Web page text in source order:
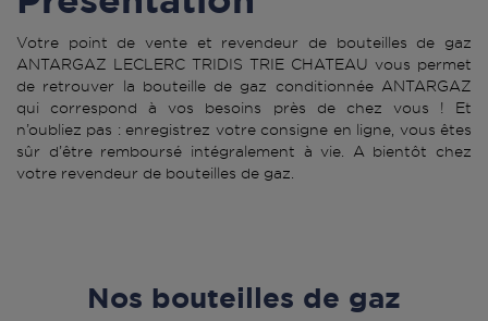
Votre point de vente et revendeur de bouteilles de gaz
ANTARGAZ LECLERC TRIDIS TRIE CHATEAU vous permet
de retrouver la bouteille de gaz conditionnée ANTARGAZ
qui correspond à vos besoins près de chez vous ! Et
n’oubliez pas : enregistrez votre consigne en ligne, vous êtes
sûr d’être remboursé intégralement à vie. A bientôt chez
votre revendeur de bouteilles de gaz.
Nos bouteilles de gaz